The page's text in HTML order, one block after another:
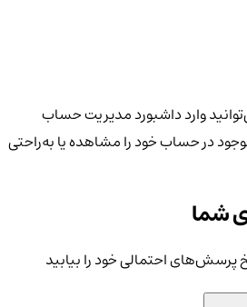
وارد داشبورد مدیریت حساب
در حساب خود را مشاهده یا به‌راحتی
شما
احتمالی خود را بیابید